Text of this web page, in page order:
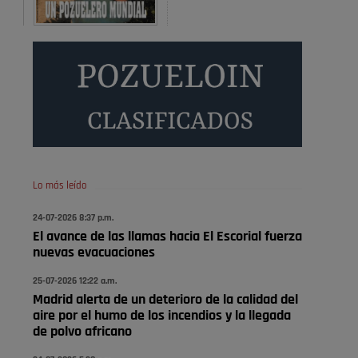
A ver si es posible que haya vivienda para familias con
Pozuelo desbloquea
definitivamente Huerta
Grande: las obras …
Donde pueden inscribirse las personas empadronados
Pozuelo de Alarcón
definitivamente Huerta
Grande: las obras …
También pienso que si no fuéramos tan sucios no haría
falta denunciar nada
Pozuelo de Alarcón
Quejas por el deterioro de
Lo más leído
24-07-2026 8:37 p.m.
El avance de las llamas hacia El Escorial fuerza
nuevas evacuaciones
25-07-2026 12:22 a.m.
Madrid alerta de un deterioro de la calidad del
aire por el humo de los incendios y la llegada
de polvo africano